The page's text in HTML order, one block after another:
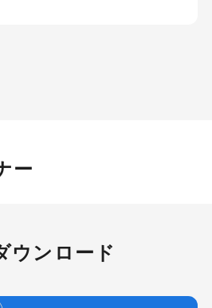
ー
ウンロード